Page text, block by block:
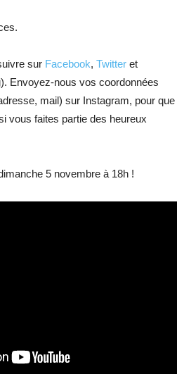
sur Facebook, Twitter et
Envoyez-nous vos coordonnées
mail) sur Instagram, pour que
vous faites partie des heureux
5 novembre à 18h !